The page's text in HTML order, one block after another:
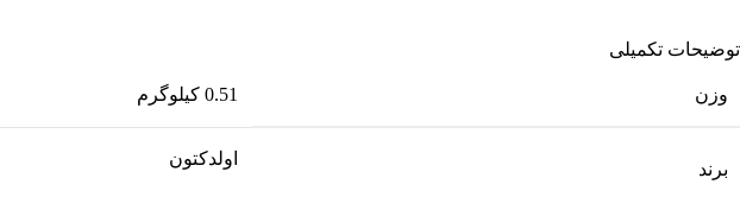
توضیحات تکمیلی
وزن 0.51 کیلوگرم
برند
اولدکتون